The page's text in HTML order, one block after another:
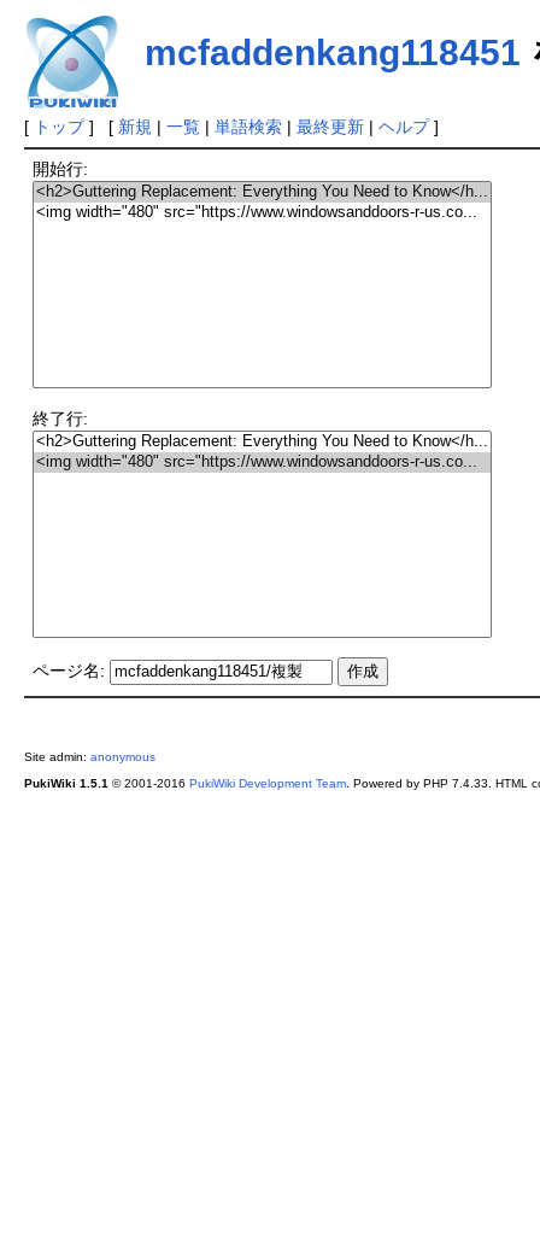
mcfaddenkang118451
[ トップ] [ 新規 | 一覧| 単語検索| 最終更新| ヘルプ]
開始行:
終了行:
ページ名:
Site admin: anonymous
PukiWiki 1.5.1 © 2001-2016 PukiWiki Development Team. Powered by PHP 7.4.33. HTML